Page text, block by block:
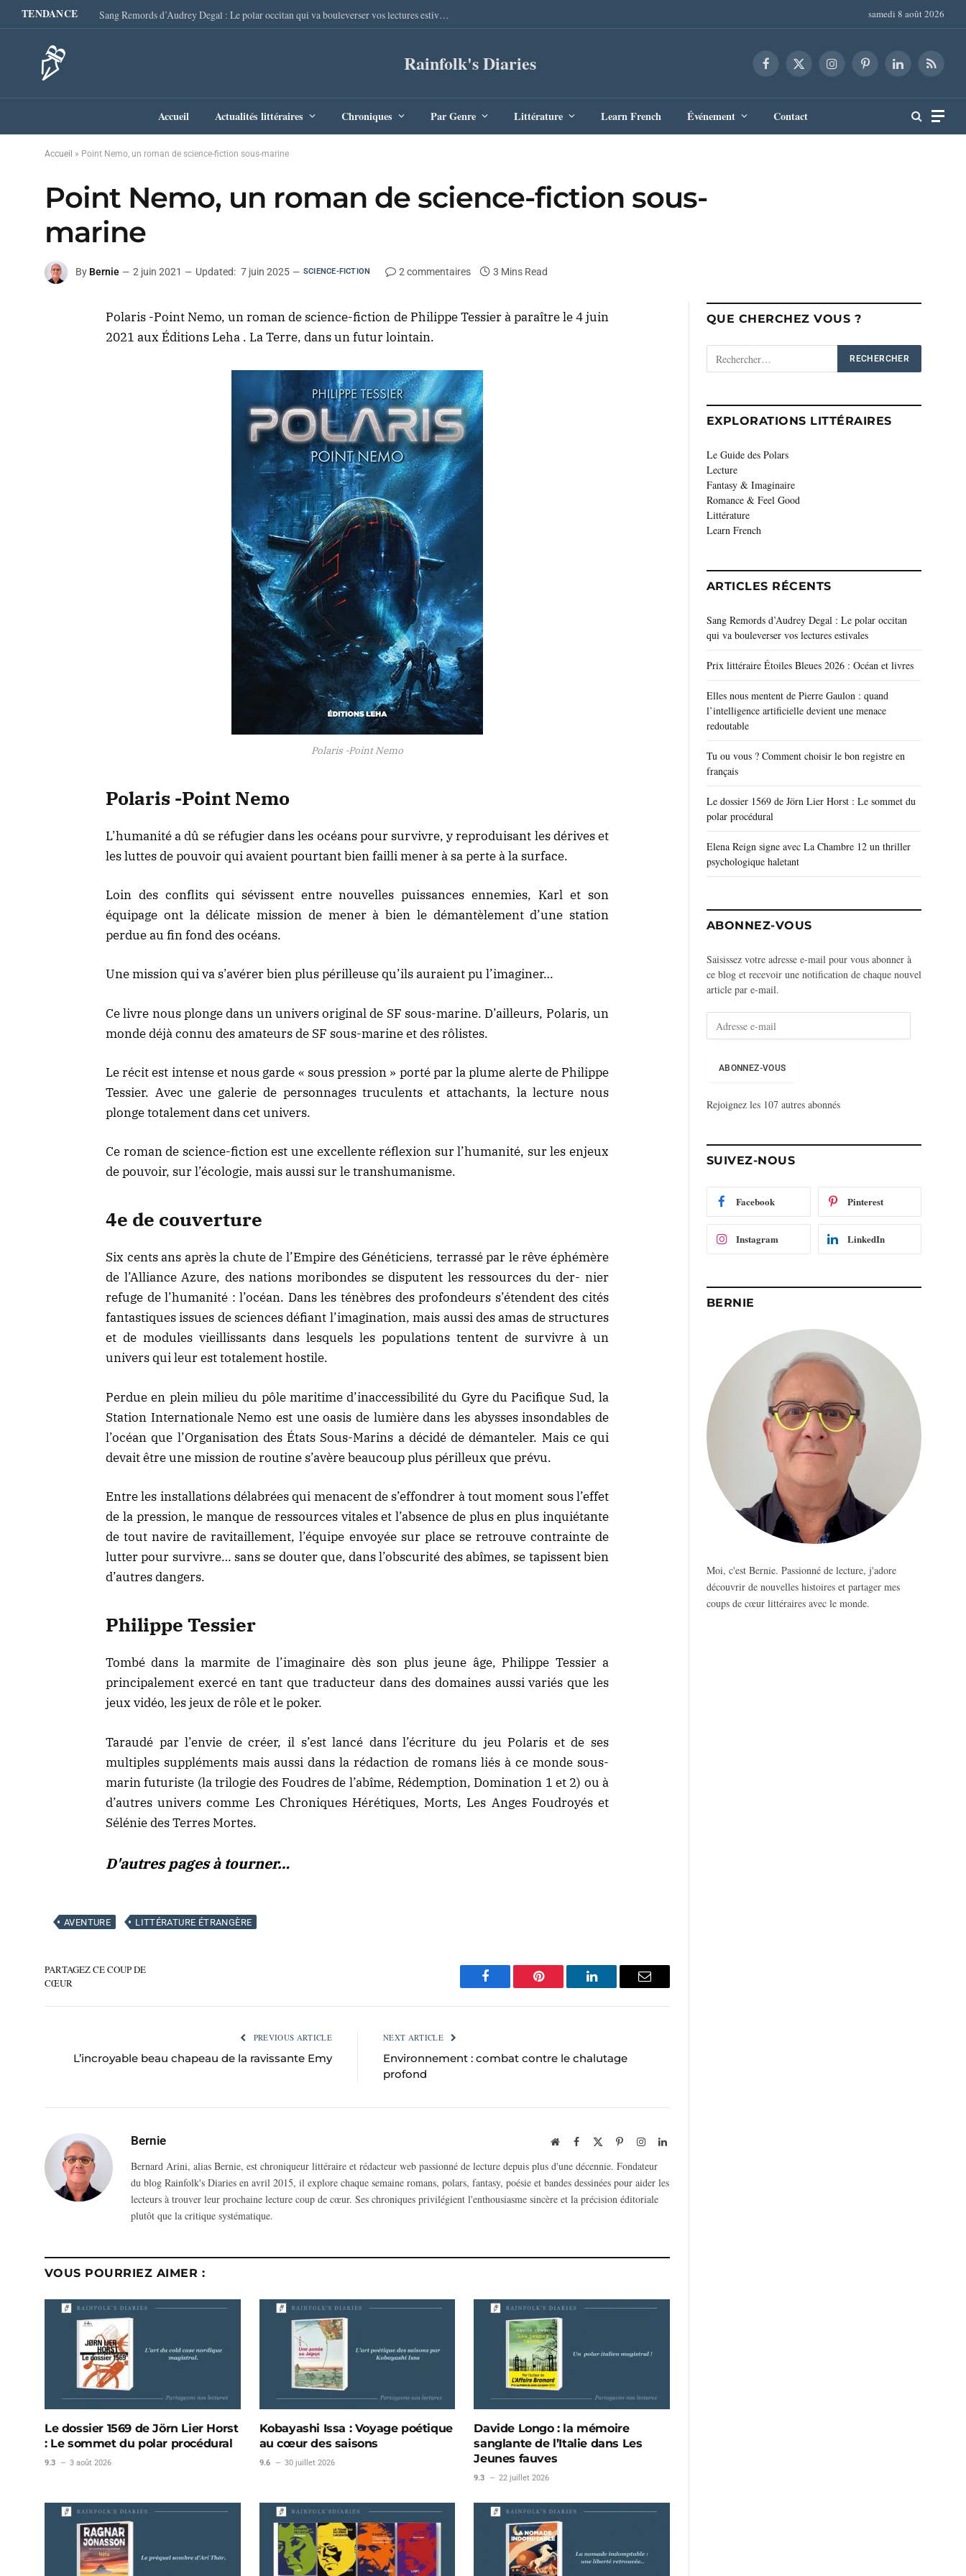
TENDANCE Sang Remords d’Audrey Degal : Le polar occitan qui va bouleverser vos lectures estivales samedi 8 août 2026
Rainfolk's Diaries Facebook
X
InstagramPinterestLinkedInRSS
Accueil Actualités littéraires Chroniques Par Genre Littérature Learn French Événement Contact
Accueil » Point Nemo, un roman de science-fiction sous-marine
Point Nemo, un roman de science-fiction sous-
marine
By Bernie 2 juin 2021 Updated: 7 juin 2025 SCIENCE-FICTION 2 commentaires 3 Mins Read
Polaris -Point Nemo, un roman de science-fiction de Philippe Tessier à paraître le 4 juin
2021 aux Éditions Leha . La Terre, dans un futur lointain.
Polaris -Point Nemo
Polaris -Point Nemo
L’humanité a dû se réfugier dans les océans pour survivre, y reproduisant les dérives et
les luttes de pouvoir qui avaient pourtant bien failli mener à sa perte à la surface.
Loin des conflits qui sévissent entre nouvelles puissances ennemies, Karl et son
équipage ont la délicate mission de mener à bien le démantèlement d’une station
perdue au fin fond des océans.
Une mission qui va s’avérer bien plus périlleuse qu’ils auraient pu l’imaginer…
Ce livre nous plonge dans un univers original de SF sous-marine. D’ailleurs, Polaris, un
monde déjà connu des amateurs de SF sous-marine et des rôlistes.
Le récit est intense et nous garde « sous pression » porté par la plume alerte de Philippe
Tessier. Avec une galerie de personnages truculents et attachants, la lecture nous
plonge totalement dans cet univers.
Ce roman de science-fiction est une excellente réflexion sur l’humanité, sur les enjeux
de pouvoir, sur l’écologie, mais aussi sur le transhumanisme.
4e de couverture
Six cents ans après la chute de l’Empire des Généticiens, terrassé par le rêve éphémère
de l’Alliance Azure, des nations moribondes se disputent les ressources du der- nier
refuge de l’humanité : l’océan. Dans les ténèbres des profondeurs s’étendent des cités
fantastiques issues de sciences défiant l’imagination, mais aussi des amas de structures
et de modules vieillissants dans lesquels les populations tentent de survivre à un
univers qui leur est totalement hostile.
Perdue en plein milieu du pôle maritime d’inaccessibilité du Gyre du Pacifique Sud, la
Station Internationale Nemo est une oasis de lumière dans les abysses insondables de
l’océan que l’Organisation des États Sous-Marins a décidé de démanteler. Mais ce qui
devait être une mission de routine s’avère beaucoup plus périlleux que prévu.
Entre les installations délabrées qui menacent de s’effondrer à tout moment sous l’effet
de la pression, le manque de ressources vitales et l’absence de plus en plus inquiétante
de tout navire de ravitaillement, l’équipe envoyée sur place se retrouve contrainte de
lutter pour survivre… sans se douter que, dans l’obscurité des abîmes, se tapissent bien
d’autres dangers.
Philippe Tessier
Tombé dans la marmite de l’imaginaire dès son plus jeune âge, Philippe Tessier a
principalement exercé en tant que traducteur dans des domaines aussi variés que les
jeux vidéo, les jeux de rôle et le poker.
Taraudé par l’envie de créer, il s’est lancé dans l’écriture du jeu Polaris et de ses
multiples suppléments mais aussi dans la rédaction de romans liés à ce monde sous-
marin futuriste (la trilogie des Foudres de l’abîme, Rédemption, Domination 1 et 2) ou à
d’autres univers comme Les Chroniques Hérétiques, Morts, Les Anges Foudroyés et
Sélénie des Terres Mortes.
D'autres pages à tourner…
AVENTURE LITTÉRATURE ÉTRANGÈRE
PARTAGEZ CE COUP DE
CŒUR
Facebook Pinterest LinkedIn Email
PREVIOUS ARTICLE
L’incroyable beau chapeau de la ravissante Emy
NEXT ARTICLE
Environnement : combat contre le chalutage
profond
Bernie WebsiteFacebook PinterestInstagramLinkedIn
Bernard Arini, alias Bernie, est chroniqueur littéraire et rédacteur web passionné de lecture depuis plus d'une décennie. Fondateur
du blog Rainfolk's Diaries en avril 2015, il explore chaque semaine romans, polars, fantasy, poésie et bandes dessinées pour aider les
lecteurs à trouver leur prochaine lecture coup de cœur. Ses chroniques privilégient l'enthousiasme sincère et la précision éditoriale
plutôt que la critique systématique.
VOUS POURRIEZ AIMER :
Le dossier 1569 de Jörn Lier Horst
: Le sommet du polar procédural
9.3 3 août 2026
Kobayashi Issa : Voyage poétique
au cœur des saisons
9.6 30 juillet 2026
Davide Longo : la mémoire
sanglante de l’Italie dans Les
Jeunes fauves
9.3 22 juillet 2026
QUE CHERCHEZ VOUS ?
EXPLORATIONS LITTÉRAIRES
Le Guide des Polars
Lecture
Fantasy & Imaginaire
Romance & Feel Good
Littérature
Learn French
ARTICLES RÉCENTS
Sang Remords d’Audrey Degal : Le polar occitan
qui va bouleverser vos lectures estivales
Prix littéraire Étoiles Bleues 2026 : Océan et livres
Elles nous mentent de Pierre Gaulon : quand
l’intelligence artificielle devient une menace
redoutable
Tu ou vous ? Comment choisir le bon registre en
français
Le dossier 1569 de Jörn Lier Horst : Le sommet du
polar procédural
Elena Reign signe avec La Chambre 12 un thriller
psychologique haletant
ABONNEZ-VOUS
Saisissez votre adresse e-mail pour vous abonner à
ce blog et recevoir une notification de chaque nouvel
article par e-mail.
e
m
a
ABONNEZ-VOUS
Rejoignez les 107 autres abonnés
SUIVEZ-NOUS
Facebook Pinterest
Instagram LinkedIn
BERNIE
Moi, c'est Bernie. Passionné de lecture, j'adore
découvrir de nouvelles histoires et partager mes
coups de cœur littéraires avec le monde.